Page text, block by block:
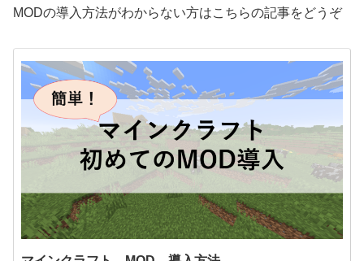
MODの導入方法がわからない方はこちらの記事をどうぞ